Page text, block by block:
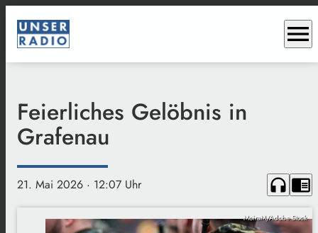
menu
Feierliches Gelöbnis in
Grafenau
21. Mai 2026 · 12:07 Uhr headphones chrome_reader_mode
MoiraM/Adobe Stock